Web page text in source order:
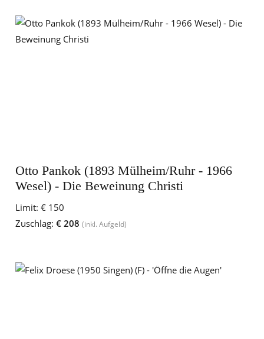
Otto Pankok (1893 Mülheim/Ruhr - 1966
Wesel) - Die Beweinung Christi
Limit: € 150
Zuschlag: € 208 (inkl. Aufgeld)